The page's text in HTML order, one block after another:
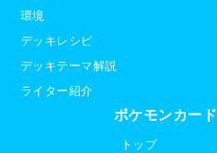
環境
デッキレシピ
デッキテーマ解説
ライター紹介
ポケモンカード
トップ